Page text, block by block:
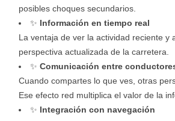
posibles choques secundarios.
✨ Información en tiempo real
La ventaja de ver la actividad reciente y
perspectiva actualizada de la carretera.
✨ Comunicación entre
Cuando compartes lo que ves, otras
Ese efecto red multiplica el valor de la
✨ Integración con navegación